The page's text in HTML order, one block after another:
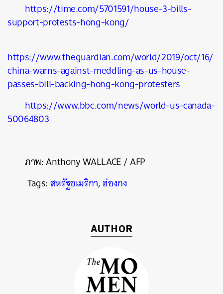
https://time.com/5701591/house-3-bills-
support-protests-hong-kong/
https://www.theguardian.com/world/2019/oct/16/
china-warns-against-meddling-as-us-house-
passes-bill-backing-hong-kong-protesters
https://www.bbc.com/news/world-us-canada-
50064803
ภาพ:Anthony WALLACE / AFP
Tags:สหรัฐอเมริกา,ฮ่องกง
AUTHOR
SHARE TWEET LINE